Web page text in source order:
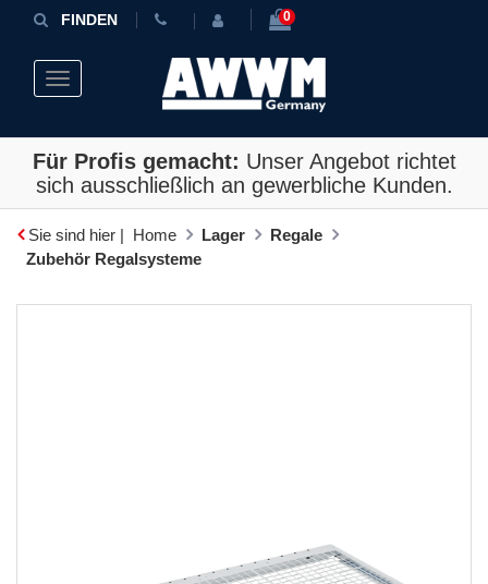
FINDEN 0
Toggle navigation
Für Profis gemacht: Unser Angebot richtet
sich ausschließlich an gewerbliche Kunden.
Sie sind hier | Home Lager
Regale
Zubehör Regalsysteme